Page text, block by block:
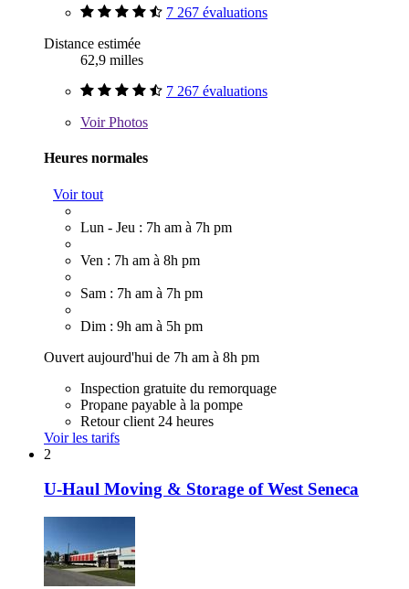
7 267 évaluations
Distance estimée
62,9 milles
7 267 évaluations
VoirPhotos
Heures normales
Voir tout
Lun - Jeu : 7h am à 7h pm
Ven : 7h am à 8h pm
Sam : 7h am à 7h pm
Dim : 9h am à 5h pm
Ouvert aujourd'hui de 7h am à 8h pm
Inspection gratuite du remorquage
Propane payable à la pompe
Retour client 24 heures
Voir les tarifs
2
U-Haul Moving & Storage of West Seneca